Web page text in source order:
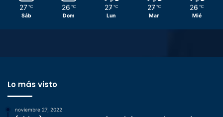
27 ℃
Sáb
26 ℃
Dom
27 ℃
Lun
27 ℃
Mar
26 ℃
Mié
Lo más visto
noviembre 27, 2022